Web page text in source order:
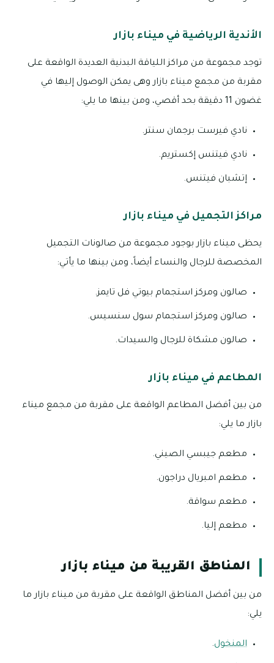
الأندية الرياضية في ميناء بازار
توجد مجموعة من مراكز اللياقة البدنية العديدة الواقعة على
مقربة من مجمع ميناء بازار وهى يمكن الوصول إليها في
غضون 11 دقيقة بحد أقصي، ومن بينها ما يلي:
نادي فيرست برجمان سنتر.
نادي فيتنس إكستريم.
إتشبان فيتنس.
مراكز التجميل في ميناء بازار
يحظى ميناء بازار بوجود مجموعة من صالونات التجميل
المخصصة للرجال والنساء أيضاً، ومن بينها ما يأتي:
صالون ومركز استجمام بيوتي فل تايمز.
صالون ومركز استجمام سول سنسيس.
صالون مشكاة للرجال والسيدات.
المطاعم في ميناء بازار
من بين أفضل المطاعم الواقعة على مقربة من مجمع ميناء
بازار ما يلي:
مطعم جيبسي الصيني.
مطعم امبريال دراجون.
مطعم سواقة.
مطعم إليا.
المناطق القريبة من ميناء بازار
من بين أفضل المناطق الواقعة على مقربة من ميناء بازار ما
يلي:
المنخول.